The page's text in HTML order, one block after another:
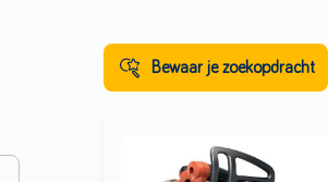
Bewaar je zoekopdracht